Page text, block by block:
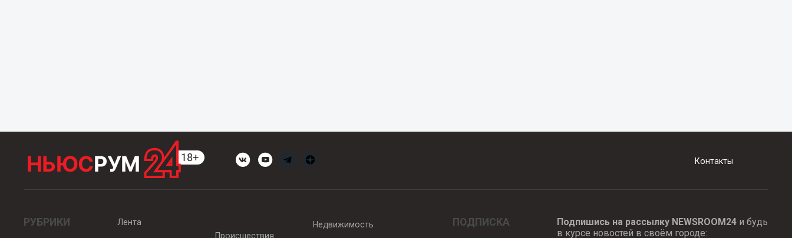
Контакты
РУБРИКИ
Лента
Происшествия
Недвижимость ПОДПИСКА Подпишись на рассылку NEWSROOM24и будь
в курсе новостей в своём городе: